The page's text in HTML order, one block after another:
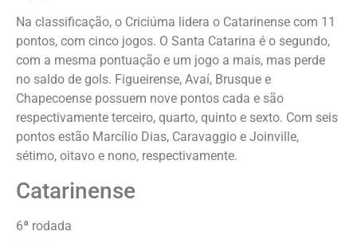
Na classificação, o Criciúma lidera o Catarinense com 11
pontos, com cinco jogos. O Santa Catarina é o segundo,
com a mesma pontuação e um jogo a mais, mas perde
no saldo de gols. Figueirense, Avaí, Brusque e
Chapecoense possuem nove pontos cada e são
respectivamente terceiro, quarto, quinto e sexto. Com seis
pontos estão Marcílio Dias, Caravaggio e Joinville,
sétimo, oitavo e nono, respectivamente.
Catarinense
6ª rodada